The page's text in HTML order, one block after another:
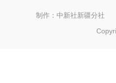
制作：中新社新疆分